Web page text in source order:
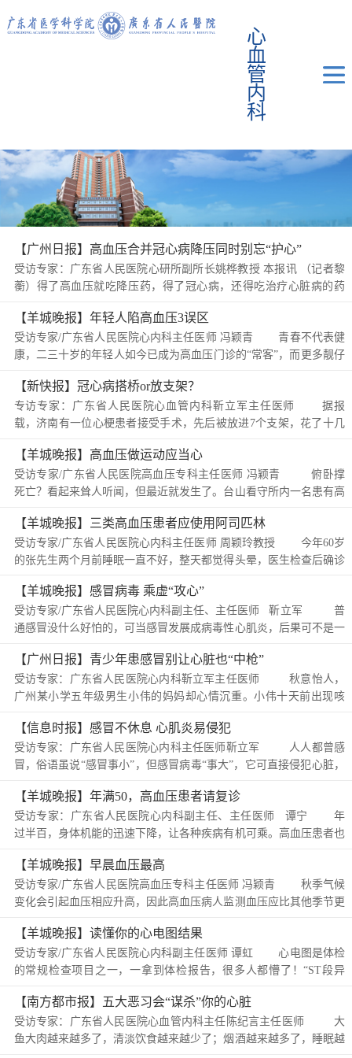
心
血
管
内
科
【广州日报】高血压合并冠心病降压同时别忘“护心”
受访专家：广东省人民医院心研所副所长姚桦教授 本报讯 （记者黎
蘅）得了高血压就吃降压药，得了冠心病，还得吃治疗心脏病的药
据了解，我国约70%的冠心病患...
【羊城晚报】年轻人陷高血压3误区
受访专家/广东省人民医院心内科主任医师 冯颖青 青春不代表健
康，二三十岁的年轻人如今已成为高血压门诊的“常客”，而更多靓仔
青表示，现在...
【新快报】冠心病搭桥or放支架？
专访专家：广东省人民医院心血管内科靳立军主任医师 据报
载，济南有一位心梗患者接受手术，先后被放进7个支架，花了十几
去临床意义，放7个纯粹变成卖支...
【羊城晚报】高血压做运动应当心
受访专家/广东省人民医院高血压专科主任医师 冯颖青 俯卧撑
死亡？看起来耸人听闻，但最近就发生了。台山看守所内一名患有高
【羊城晚报】三类高血压患者应使用阿司匹林
受访专家/广东省人民医院心内科主任医师 周颖玲教授 今年60岁
的张先生两个月前睡眠一直不好，整天都觉得头晕，医生检查后确诊
经控制在129/78毫米汞柱，医...
【羊城晚报】感冒病毒 乘虚“攻心”
受访专家/广东省人民医院心内科副主任、主任医师 靳立军 普
通感冒没什么好怕的，可当感冒发展成病毒性心肌炎，后果可不是一
【广州日报】青少年患感冒别让心脏也“中枪”
受访专家：广东省人民医院心内科靳立军主任医师 秋意怡人，
广州某小学五年级男生小伟的妈妈却心情沉重。小伟十天前出现咳
【信息时报】感冒不休息 心肌炎易侵犯
受访专家：广东省人民医院心内科主任医师靳立军 人人都曾感
冒，俗语虽说“感冒事小”，但感冒病毒“事大”，它可直接侵犯心脏，
【羊城晚报】年满50，高血压患者请复诊
受访专家：广东省人民医院心内科副主任、主任医师 谭宁 年
过半百，身体机能的迅速下降，让各种疾病有机可乘。高血压患者也
肌梗死、卒中等大事件...
【羊城晚报】早晨血压最高
受访专家/广东省人民医院高血压专科主任医师 冯颖青 秋季气候
变化会引起血压相应升高，因此高血压病人监测血压应比其他季节更
人早、中、晚饭...
【羊城晚报】读懂你的心电图结果
受访专家/广东省人民医院心内科副主任医师 谭虹 心电图是体检
的常规检查项目之一，一拿到体检报告，很多人都懵了！“ST段异
【南方都市报】五大恶习会“谋杀”你的心脏
受访专家：广东省人民医院心血管内科主任陈纪言主任医师 大
鱼大肉越来越多了，清淡饮食越来越少了；烟酒越来越多了，睡眠越